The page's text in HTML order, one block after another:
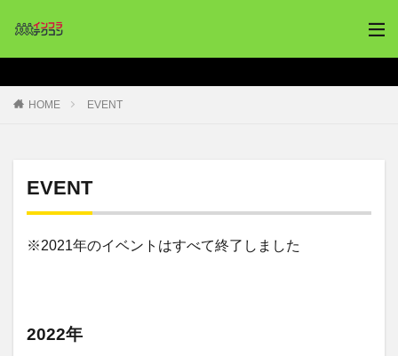
HOME EVENT
EVENT
※2021年のイベントはすべて終了しました
2022年